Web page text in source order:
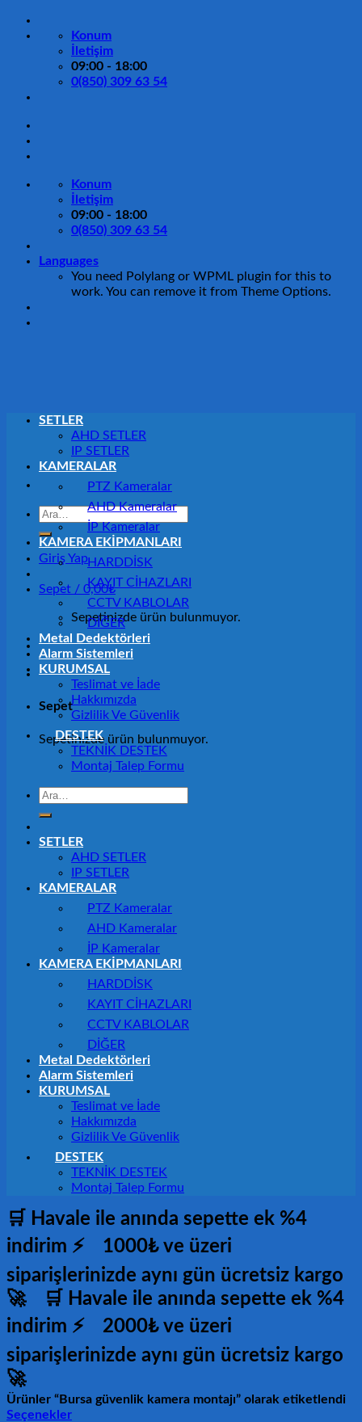
İçeriğe
Konum
İletişim
09:00 - 18:00
0(850) 309 63 54
Konum
İletişim
09:00 - 18:00
0(850) 309 63 54
Languages
You need Polylang or WPML plugin for this to
work. You can remove it from Theme Options.
Ara:
Giriş Yap
Sepet / 0,00₺
Sepetinizde ürün bulunmuyor.
Sepet
Sepetinizde ürün bulunmuyor.
SETLER
AHD SETLER
IP SETLER
KAMERALAR
PTZ Kameralar
AHD Kameralar
İP Kameralar
KAMERA EKİPMANLARI
HARDDİSK
KAYIT CİHAZLARI
CCTV KABLOLAR
DİĞER
Metal Dedektörleri
Alarm Sistemleri
KURUMSAL
Teslimat ve İade
Hakkımızda
Gizlilik Ve Güvenlik
DESTEK
TEKNİK DESTEK
Montaj Talep Formu
Ara:
SETLER
AHD SETLER
IP SETLER
KAMERALAR
PTZ Kameralar
AHD Kameralar
İP Kameralar
KAMERA EKİPMANLARI
HARDDİSK
KAYIT CİHAZLARI
CCTV KABLOLAR
DİĞER
Metal Dedektörleri
Alarm Sistemleri
KURUMSAL
Teslimat ve İade
Hakkımızda
Gizlilik Ve Güvenlik
DESTEK
TEKNİK DESTEK
Montaj Talep Formu
🛒 Havale ile anında sepette ek %4
indirim ⚡
1000₺ ve üzeri
siparişlerinizde aynı gün ücretsiz kargo
🚀
🛒 Havale ile anında sepette ek %4
indirim ⚡
2000₺ ve üzeri
siparişlerinizde aynı gün ücretsiz kargo
🚀
Ürünler “Bursa güvenlik kamera montajı” olarak etiketlendi
Seçenekler